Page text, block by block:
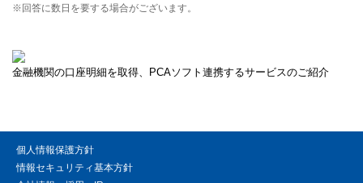
※回答に数日を要する場合がございます。
金融機関の口座明細を取得、PCAソフト連携するサービスのご紹介
個人情報保護方針
情報セキュリティ基本方針